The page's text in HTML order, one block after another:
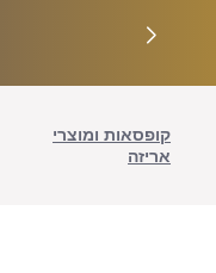
קופסאות ומוצרי
אריזה